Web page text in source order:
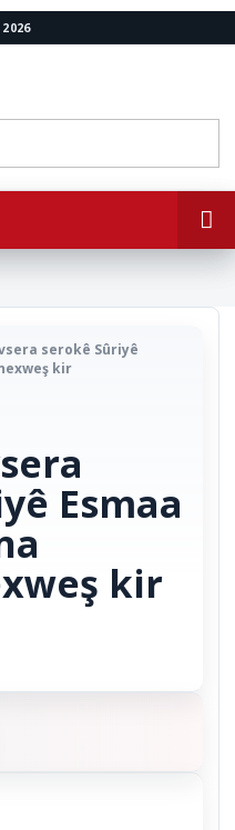
2026
serokê Sûriyê
kir
Esmaa
kir